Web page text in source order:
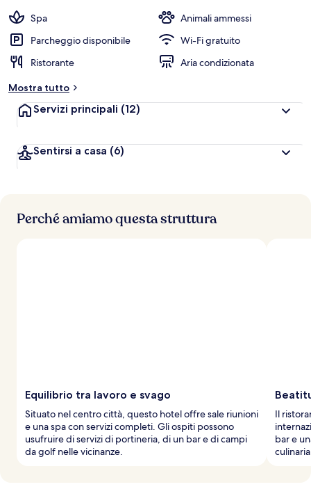
Spa
Animali ammessi
Parcheggio disponibile
Wi-Fi gratuito
Ristorante
Aria condizionata
Mostra tutto
Servizi principali (12)
Sentirsi a casa (6)
Perché amiamo questa struttura
Equilibrio tra lavoro e svago
Situato nel centro città, questo hotel offre sale riunioni
e una spa con servizi completi. Gli ospiti possono
usufruire di servizi di portineria, di un bar e di campi
da golf nelle vicinanze.
Il
bar e